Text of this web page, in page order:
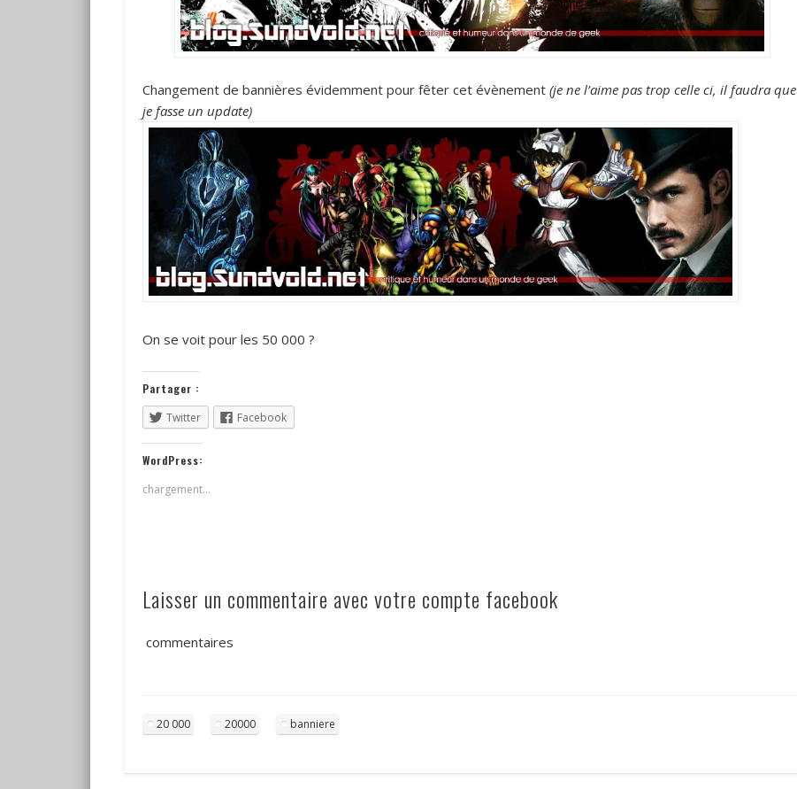
Changement de bannières évidemment pour fêter cet évènement (je ne l’aime pas trop celle ci, il faudra que
je fasse un update)
On se voit pour les 50 000 ?
Partager :
Twitter
Facebook
WordPress:
chargement…
Laisser un commentaire avec votre compte facebook
commentaires
20 000 20000 banniere